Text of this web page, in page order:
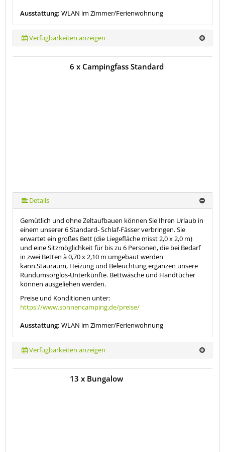
Ausstattung: WLAN im Zimmer/Ferienwohnung
Verfügbarkeiten anzeigen
6 x Campingfass Standard
Details
Gemütlich und ohne Zeltaufbauen können Sie Ihren Urlaub in
einem unserer 6 Standard- Schlaf-Fässer verbringen. Sie
erwartet ein großes Bett (die Liegefläche misst 2,0 x 2,0 m)
und eine Sitzmöglichkeit für bis zu 6 Personen, die bei Bedarf
in zwei Betten à 0,70 x 2,10 m umgebaut werden
kann.Stauraum, Heizung und Beleuchtung ergänzen unsere
Rundumsorglos-Unterkünfte. Bettwäsche und Handtücher
können ausgeliehen werden.
Preise und Konditionen unter:
https://www.sonnencamping.de/preise/
Ausstattung: WLAN im Zimmer/Ferienwohnung
Verfügbarkeiten anzeigen
13 x Bungalow